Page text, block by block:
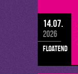
14.07.
2026
floatend